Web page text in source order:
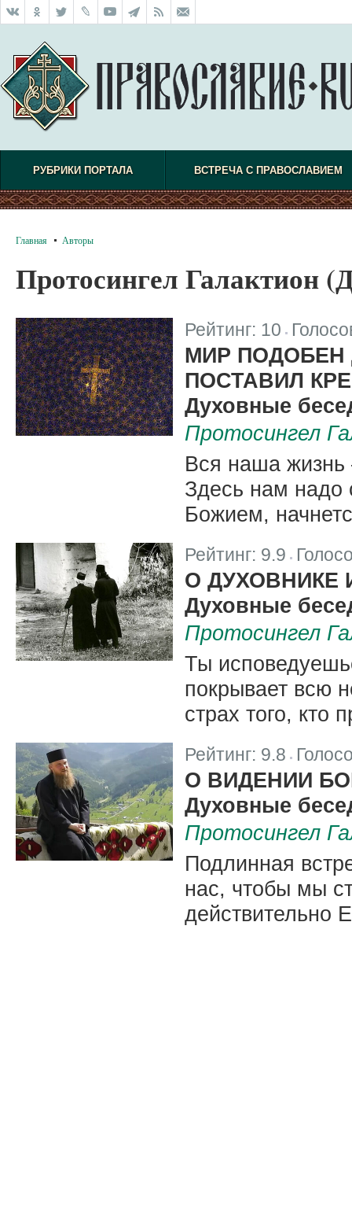
РУБРИКИ ПОРТАЛА ВСТРЕЧА С ПРАВОСЛАВИЕМ
Главная Авторы
Протосингел Галактион
Рейтинг: 10
МИР ПОДОБЕН
ПОСТАВИЛ
Духовные
Протосингел
Вся наша
Здесь нам надо
Божием,
Рейтинг: 9.9
О ДУХОВНИКЕ
Духовные
Протосингел
Ты
покрывает всю
страх того, кто
Рейтинг: 9.8
О ВИДЕНИИ
Духовные
Протосингел
Подлинная
нас, чтобы мы
действительно